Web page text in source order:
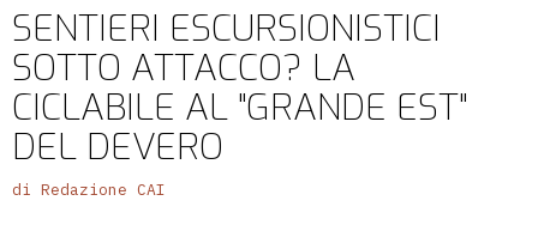
SCIENZA
ITINERARI
PODCAST
VIDEO
ALPINISMO
CIASPOLE
CASCATE
TORRENTISMO
IL
SENTIERI ESCURSIONISTICI
SOTTO ATTACCO? LA
CICLABILE AL "GRANDE EST"
DEL DEVERO
di Redazione CAI